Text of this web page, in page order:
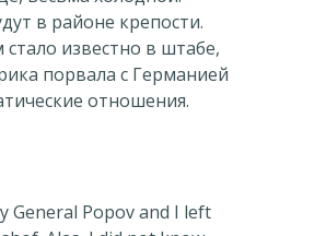
в районе крепости.
известно в штабе,
порвала с Германией
отношения.
General Popov and I left